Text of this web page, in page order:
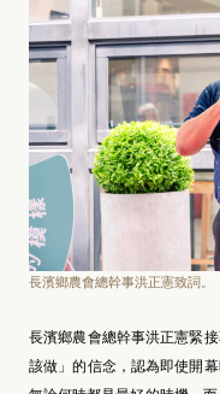
長濱鄉農會總幹事洪正憲致詞。
長濱鄉農會總幹事洪正憲緊
該做」的信念，認為即使開